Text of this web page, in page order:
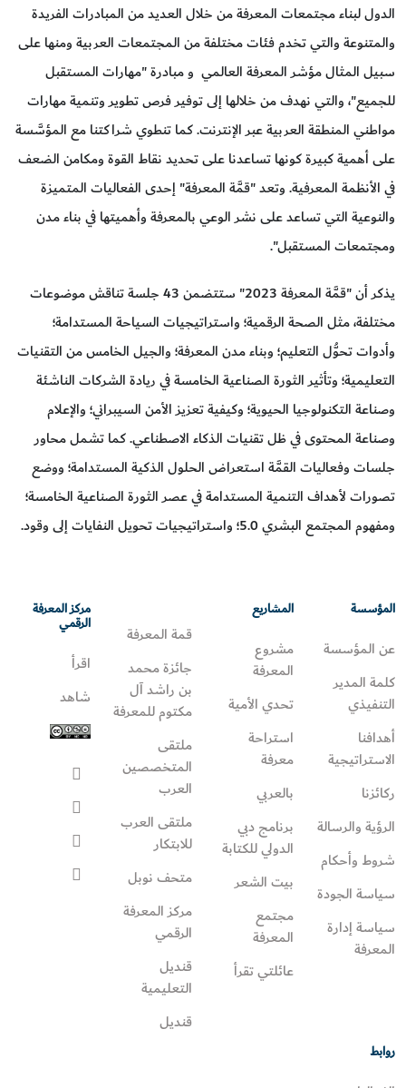
الدول لبناء مجتمعات المعرفة من خلال العديد من المبادرات الفريدة
والمتنوعة والتي تخدم فئات مختلفة من المجتمعات العربية ومنها على
سبيل المثال مؤشر المعرفة العالمي و مبادرة "مهارات المستقبل
للجميع"، والتي نهدف من خلالها إلى توفير فرص تطوير وتنمية مهارات
مواطني المنطقة العربية عبر الإنترنت. كما تنطوي شراكتنا مع المؤسَّسة
على أهمية كبيرة كونها تساعدنا على تحديد نقاط القوة ومكامن الضعف
في الأنظمة المعرفية. وتعد "قمَّة المعرفة" إحدى الفعاليات المتميزة
والنوعية التي تساعد على نشر الوعي بالمعرفة وأهميتها في بناء مدن
ومجتمعات المستقبل".
يذكر أن "قمَّة المعرفة 2023" ستتضمن 43 جلسة تناقش موضوعات
مختلفة، مثل الصحة الرقمية؛ واستراتيجيات السياحة المستدامة؛
وأدوات تحوُّل التعليم؛ وبناء مدن المعرفة؛ والجيل الخامس من التقنيات
التعليمية؛ وتأثير الثورة الصناعية الخامسة في ريادة الشركات الناشئة
وصناعة التكنولوجيا الحيوية؛ وكيفية تعزيز الأمن السيبراني؛ والإعلام
وصناعة المحتوى في ظل تقنيات الذكاء الاصطناعي. كما تشمل محاور
جلسات وفعاليات القمَّة استعراض الحلول الذكية المستدامة؛ ووضع
تصورات لأهداف التنمية المستدامة في عصر الثورة الصناعية الخامسة؛
ومفهوم المجتمع البشري 5.0؛ واستراتيجيات تحويل النفايات إلى وقود.
المؤسسة
عن المؤسسة
كلمة المدير
التنفيذي
أهدافنا
الاستراتيجية
ركائزنا
الرؤية والرسالة
شروط وأحكام
سياسة الجودة
سياسة إدارة
المعرفة
المشاريع
مشروع
المعرفة
تحدي الأمية
استراحة
معرفة
بالعربي
برنامج دبي
الدولي للكتابة
بيت الشعر
مجتمع
المعرفة
عائلتي تقرأ‎
قمة المعرفة
جائزة محمد
بن راشد آل
مكتوم للمعرفة
ملتقى
المتخصصين
العرب
ملتقى العرب
للابتكار
متحف نوبل
مركز المعرفة
الرقمي
قنديل
التعليمية
قنديل
مركز المعرفة
الرقمي
اقرأ
شاهد
روابط